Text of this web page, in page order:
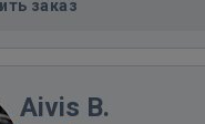
заказ
Aivis B.